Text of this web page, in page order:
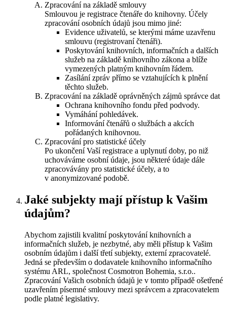
Zpracování na základě smlouvy
Smlouvou je registrace čtenáře do knihovny. Účely
zpracování osobních údajů jsou mimo jiné:
Evidence uživatelů, se kterými máme uzavřenu
smlouvu (registrovaní čtenáři).
Poskytování knihovních, informačních a dalších
služeb na základě knihovního zákona a blíže
vymezených platným knihovním řádem.
Zasílání zpráv přímo se vztahujících k plnění
těchto služeb.
Zpracování na základě oprávněných zájmů správce dat
Ochrana knihovního fondu před podvody.
Vymáhání pohledávek.
Informování čtenářů o službách a akcích
pořádaných knihovnou.
Zpracování pro statistické účely
Po ukončení Vaší registrace a uplynutí doby, po niž
uchováváme osobní údaje, jsou některé údaje dále
zpracovávány pro statistické účely, a to
v anonymizované podobě.
Jaké subjekty mají přístup k Vašim
údajům?
Abychom zajistili kvalitní poskytování knihovních a
informačních služeb, je nezbytné, aby měli přístup k Vašim
osobním údajům i další třetí subjekty, externí zpracovatelé.
Jedná se především o dodavatele knihovního informačního
systému ARL, společnost Cosmotron Bohemia, s.r.o..
Zpracování Vašich osobních údajů je v tomto případě ošetřené
uzavřením písemné smlouvy mezi správcem a zpracovatelem
podle platné legislativy.